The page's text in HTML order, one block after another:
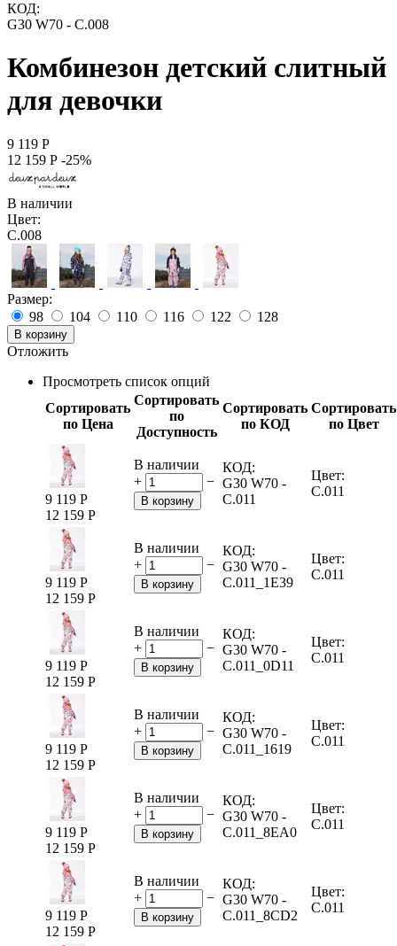
КОД:
G30 W70 - C.008
Комбинезон детский слитный
для девочки
9 119 Р
12 159 Р -25%
В наличии
Цвет:
C.008
Размер:
98
104 110 116 122 128
В корзину
Отложить
Просмотреть список опций
Сортировать
по Цена
Сортировать
по
Доступность
Сортировать
по КОД
Сортировать
по Цвет
9 119 Р
12 159 Р
В наличии
+
−
В корзину
КОД:
G30 W70 -
C.011
Цвет:
C.011
9 119 Р
12 159 Р
В наличии
+
−
В корзину
КОД:
G30 W70 -
C.011_1E39
Цвет:
C.011
9 119 Р
12 159 Р
В наличии
+
−
В корзину
КОД:
G30 W70 -
C.011_0D11
Цвет:
C.011
9 119 Р
12 159 Р
В наличии
+
−
В корзину
КОД:
G30 W70 -
C.011_1619
Цвет:
C.011
9 119 Р
12 159 Р
В наличии
+
−
В корзину
КОД:
G30 W70 -
C.011_8EA0
Цвет:
C.011
9 119 Р
12 159 Р
В наличии
+
−
В корзину
КОД:
G30 W70 -
C.011_8CD2
Цвет:
C.011